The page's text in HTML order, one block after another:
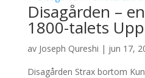
Disagården –
1800-talets
av Joseph Qureshi | jun 17,
Disagården Strax bortom